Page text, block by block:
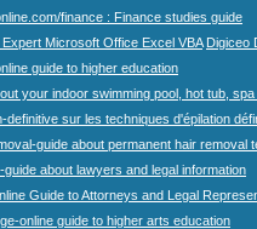
finance : Finance studies guide
Microsoft Office Excel VBA Digiceo
guide to higher education
your indoor swimming pool, hot tub,
definitive sur les techniques d'épilation
guide about permanent hair removal
about lawyers and legal information
Guide to Attorneys and Legal
online guide to higher arts education